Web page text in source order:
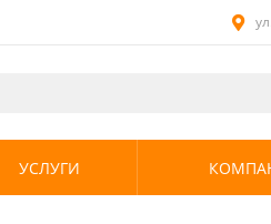
УСЛУГИ